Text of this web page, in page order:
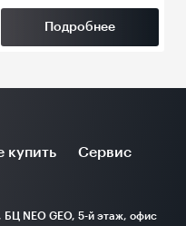
Подробнее
купить Сервис
БЦ NEO GEO, 5-й этаж, офис